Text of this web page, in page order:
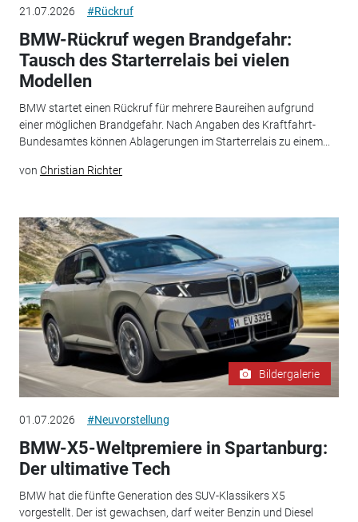
21.07.2026 #Rückruf
BMW-Rückruf wegen Brandgefahr:
Tausch des Starterrelais bei vielen
Modellen
BMW startet einen Rückruf für mehrere Baureihen aufgrund
einer möglichen Brandgefahr. Nach Angaben des Kraftfahrt-
Bundesamtes können Ablagerungen im Starterrelais zu einem...
von Christian Richter
Bildergalerie
01.07.2026 #Neuvorstellung
BMW-X5-Weltpremiere in Spartanburg:
Der ultimative Tech
BMW hat die fünfte Generation des SUV-Klassikers X5
vorgestellt. Der ist gewachsen, darf weiter Benzin und Diesel